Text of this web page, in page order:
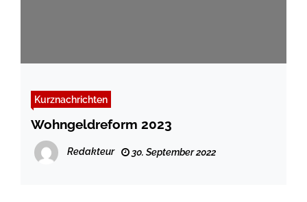
Kurznachrichten
Wohngeldreform 2023
Redakteur 30. September 2022